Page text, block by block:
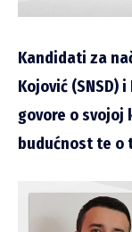
Kandidati za
Kojović (SNSD)
govore o svojoj
budućnost te o